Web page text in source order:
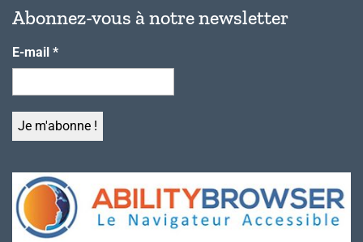
Abonnez-vous à notre newsletter
E-mail *